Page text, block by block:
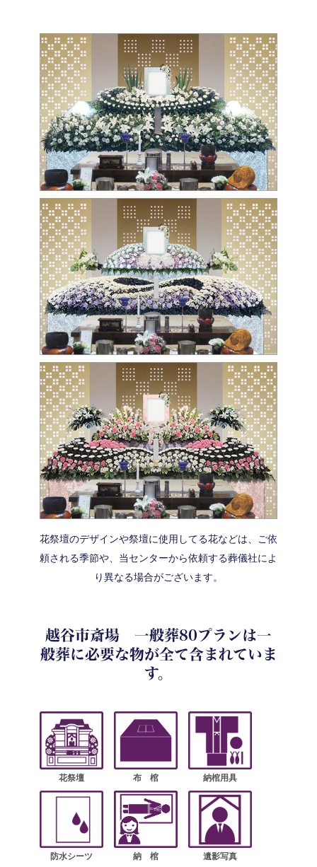
花祭壇のデザインや祭壇に使用してる花などは、ご依
頼される季節や、当センターから依頼する葬儀社によ
り異なる場合がございます。
越谷市斎場 一般葬80プランは一
般葬に必要な物が全て含まれていま
す。
花祭壇 布 棺 納棺用具
防水シーツ 納 棺 遺影写真